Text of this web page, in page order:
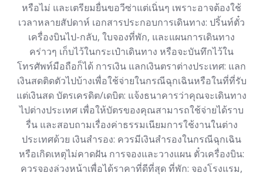
หรือไม่ และเตรียมยื่นขอวีซ่าแต่เนิ่นๆ เพราะอาจต้องใช้
เวลาหลายสัปดาห์ เอกสารประกอบการเดินทาง: ปริ้นท์ตั๋ว
เครื่องบินไป-กลับ, ใบจองที่พัก, และแผนการเดินทาง
คร่าวๆ เก็บไว้ในกระเป๋าเดินทาง หรือจะบันทึกไว้ใน
โทรศัพท์มือถือก็ได้ การเงิน แลกเงินตราต่างประเทศ: แลก
เงินสดติดตัวไปบ้างเพื่อใช้จ่ายในกรณีฉุกเฉินหรือในที่ที่รับ
แต่เงินสด บัตรเครดิต/เดบิต: แจ้งธนาคารว่าคุณจะเดินทาง
ไปต่างประเทศ เพื่อให้บัตรของคุณสามารถใช้จ่ายได้ราบ
รื่น และสอบถามเรื่องค่าธรรมเนียมการใช้งานในต่าง
ประเทศด้วย เงินสำรอง: ควรมีเงินสำรองในกรณีฉุกเฉิน
หรือเกิดเหตุไม่คาดฝัน การจองและวางแผน ตั๋วเครื่องบิน:
ควรจองล่วงหน้าเพื่อได้ราคาที่ดีที่สุด ที่พัก: จองโรงแรม,